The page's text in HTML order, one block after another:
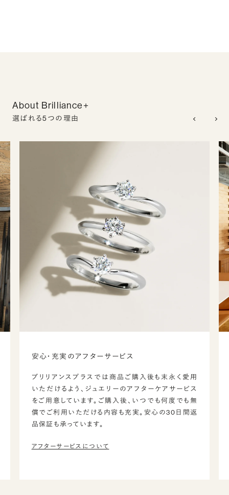
About Brilliance+
選ばれる5つの理由
安心・充実のアフターサービス
ブリリアンスプラスでは商品ご購入後も末永く愛用
いただけるよう、ジュエリーのアフターケアサービス
をご用意しています。ご購入後、いつでも何度でも無
償でご利用いただける内容も充実。安心の30日間返
品保証も承っています。
アフターサービスについて